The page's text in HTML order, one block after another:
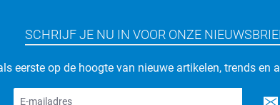
SCHRIJF JE NU IN VOOR ONZE
eerste op de hoogte van nieuwe artikelen, trends en